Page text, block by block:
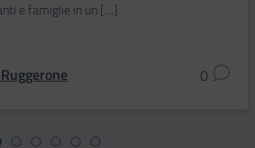
e famiglie in un […]
0